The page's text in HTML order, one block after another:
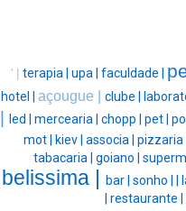
' | terapia | upa | faculdade |
hotel | açougue | clube |
led | mercearia | chopp | pet |
mot |
kiev | associa | pizzaria |
tabacaria | goiano |
belissima | bar | sonho |
restaurante |